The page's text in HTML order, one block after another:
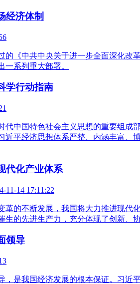
经济体制
的《中共中央关于进一步全面深化改
一系列重大部署。
学行动指南
代中国特色社会主义思想的重要组成
近平经济思想体系严整、内涵丰富、
代化产业体系
11-14 17:11:22
革的不断发展，我国将大力推进现代
生的先进生产力，充分体现了创新、
领导
，是我国经济发展的根本保证。习